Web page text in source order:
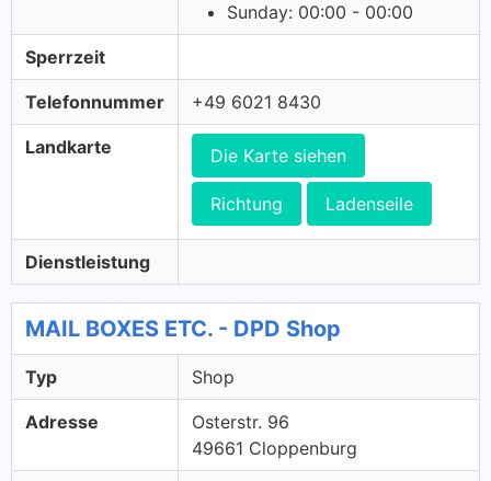
Sunday: 00:00 - 00:00
Sperrzeit
Telefonnummer +49 6021 8430
Landkarte Die Karte siehen
Richtung Ladenseile
Dienstleistung
MAIL BOXES ETC. - DPD Shop
Typ Shop
Adresse
Osterstr. 96
49661 Cloppenburg